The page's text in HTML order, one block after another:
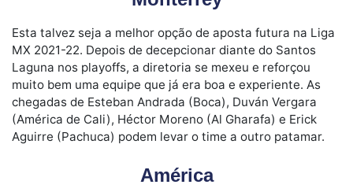
Esta talvez seja a melhor opção de aposta futura na Liga
MX 2021-22. Depois de decepcionar diante do Santos
Laguna nos playoffs, a diretoria se mexeu e reforçou
muito bem uma equipe que já era boa e experiente. As
chegadas de Esteban Andrada (Boca), Duván Vergara
(América de Cali), Héctor Moreno (Al Gharafa) e Erick
Aguirre (Pachuca) podem levar o time a outro patamar.
América